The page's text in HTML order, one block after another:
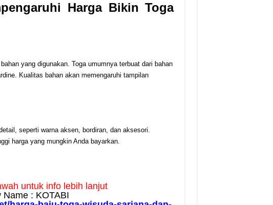
Harga Bikin Toga
yang digunakan. Toga umumnya terbuat dari bahan
Kualitas bahan akan memengaruhi tampilan
seperti warna aksen, bordiran, dan aksesori.
harga yang mungkin Anda bayarkan.
untuk info lebih lanjut
Name : KOTABI